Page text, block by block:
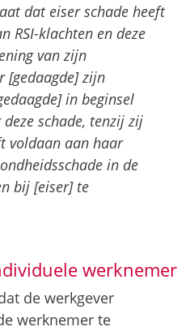
dat eiser schade heeft
RSI-klachten en deze
van zijn
[gedaagde] zijn
in beginsel
schade, tenzij zij
voldaan aan haar
in de
bij [eiser] te
werknemer
de werkgever
werknemer te